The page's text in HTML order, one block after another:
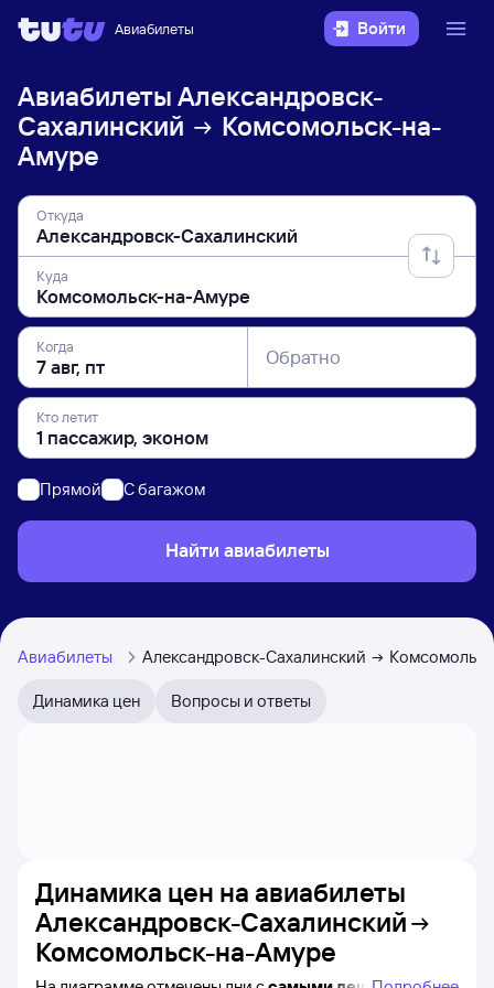
Авиабилеты Войти
Авиабилеты Александровск-
Сахалинский
Комсомольск-на-
Амуре
Откуда
Куда
Когда Обратно
Кто летит
Прямой C багажом
Найти авиабилеты
Авиабилеты Александровск-Сахалинский
Динамика цен Вопросы и ответы
Динамика цен на авиабилеты
Александровск-Сахалинский
Комсомольск-на-Амуре